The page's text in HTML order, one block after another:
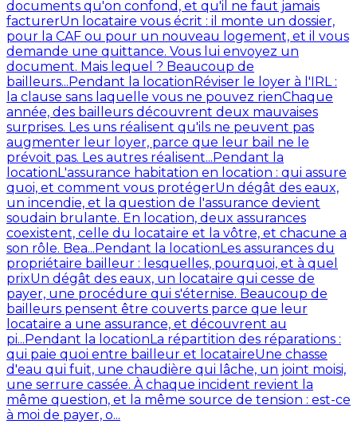
documents qu'on confond, et qu'il ne faut jamais
facturerUn locataire vous écrit : il monte un dossier,
pour la CAF ou pour un nouveau logement, et il vous
demande une quittance. Vous lui envoyez un
document. Mais lequel ? Beaucoup de
bailleurs...Pendant la locationRéviser le loyer à l'IRL :
la clause sans laquelle vous ne pouvez rienChaque
année, des bailleurs découvrent deux mauvaises
surprises. Les uns réalisent qu'ils ne peuvent pas
augmenter leur loyer, parce que leur bail ne le
prévoit pas. Les autres réalisent...Pendant la
locationL'assurance habitation en location : qui assure
quoi, et comment vous protégerUn dégât des eaux,
un incendie, et la question de l'assurance devient
soudain brulante. En location, deux assurances
coexistent, celle du locataire et la vôtre, et chacune a
son rôle. Bea...Pendant la locationLes assurances du
propriétaire bailleur : lesquelles, pourquoi, et à quel
prixUn dégât des eaux, un locataire qui cesse de
payer, une procédure qui s'éternise. Beaucoup de
bailleurs pensent être couverts parce que leur
locataire a une assurance, et découvrent au
pi...Pendant la locationLa répartition des réparations :
qui paie quoi entre bailleur et locataireUne chasse
d'eau qui fuit, une chaudière qui lâche, un joint moisi,
une serrure cassée. À chaque incident revient la
même question, et la même source de tension : est-ce
à moi de payer, o...